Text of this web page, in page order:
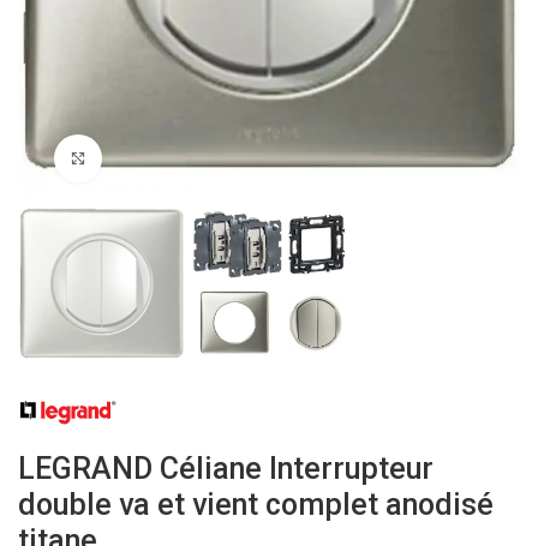
Click to enlarge
LEGRAND Céliane Interrupteur
double va et vient complet anodisé